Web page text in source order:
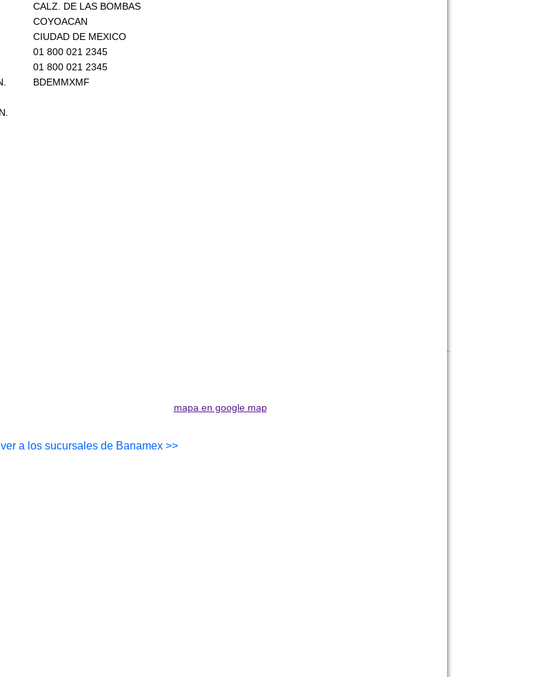
CALZ. DE LAS BOMBAS
COYOACAN
CIUDAD DE MEXICO
01 800 021 2345
01 800 021 2345
BDEMMXMF
mapa en google map
a los sucursales de Banamex >>